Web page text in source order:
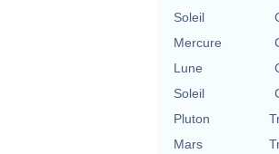
Soleil
Mercure
Lune
Soleil
Pluton
Mars